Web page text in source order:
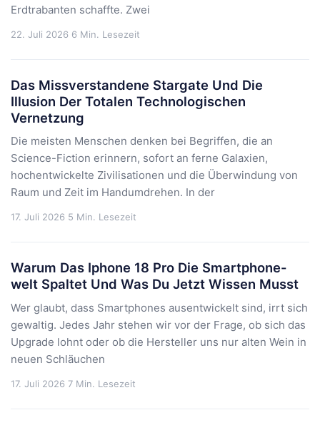
Erdtrabanten schaffte. Zwei
22. Juli 2026 6 Min. Lesezeit
Das Missverstandene Stargate Und Die
Illusion Der Totalen Technologischen
Vernetzung
Die meisten Menschen denken bei Begriffen, die an
Science-Fiction erinnern, sofort an ferne Galaxien,
hochentwickelte Zivilisationen und die Überwindung von
Raum und Zeit im Handumdrehen. In der
17. Juli 2026 5 Min. Lesezeit
Warum Das Iphone 18 Pro Die Smartphone-
welt Spaltet Und Was Du Jetzt Wissen Musst
Wer glaubt, dass Smartphones ausentwickelt sind, irrt sich
gewaltig. Jedes Jahr stehen wir vor der Frage, ob sich das
Upgrade lohnt oder ob die Hersteller uns nur alten Wein in
neuen Schläuchen
17. Juli 2026 7 Min. Lesezeit